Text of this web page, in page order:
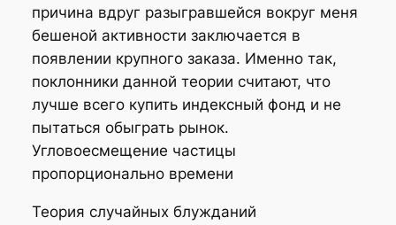
причина вдруг разыгравшейся вокруг меня
бешеной активности заключается в
появлении крупного заказа. Именно так,
поклонники данной теории считают, что
лучше всего купить индексный фонд и не
пытаться обыграть рынок.
Угловоесмещение частицы
пропорционально времени
Теория случайных блужданий